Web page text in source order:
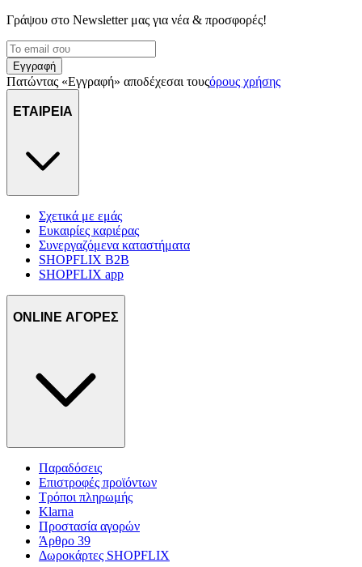
Γράψου στο Νewsletter μας για νέα & προσφορές!
Εγγραφή
Πατώντας «Εγγραφή» αποδέχεσαι τουςόρους χρήσης
ΕΤΑΙΡΕΙΑ
Σχετικά με εμάς
Ευκαιρίες καριέρας
Συνεργαζόμενα καταστήματα
SHOPFLIX B2B
SHOPFLIX app
ONLINE ΑΓΟΡΕΣ
Παραδόσεις
Επιστροφές προϊόντων
Τρόποι πληρωμής
Klarna
Προστασία αγορών
Άρθρο 39
Δωροκάρτες SHOPFLIX